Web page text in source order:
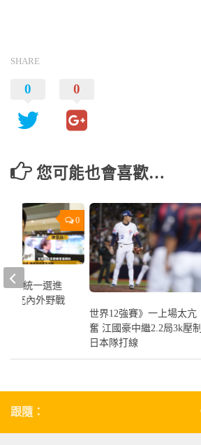
SHARE
0 0
您可能也會喜歡…
世界12強賽》一上場太亢
奮 江國豪中繼2.2局3k壓制
日本隊打線
0
秀》統一選進
補充內外野戰